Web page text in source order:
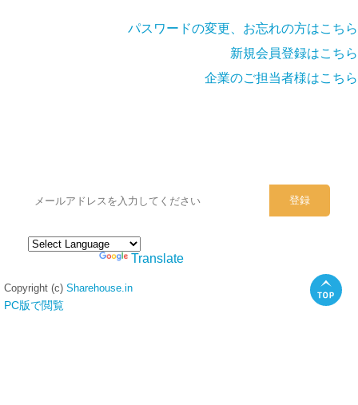
パスワードの変更、お忘れの方はこちら
新規会員登録はこちら
企業のご担当者様はこちら
Translate
Copyright (c) Sharehouse.in
PC版で閲覧